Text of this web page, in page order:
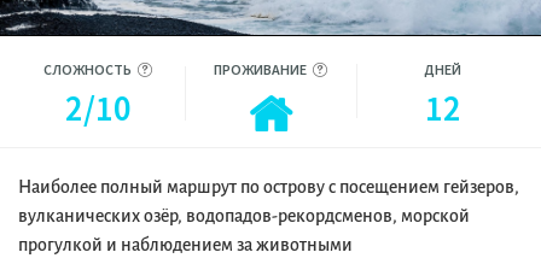
СЛОЖНОСТЬ
2/10
ПРОЖИВАНИЕ ДНЕЙ
12
Наиболее полный маршрут по острову с посещением гейзеров,
вулканических озёр, водопадов-рекордсменов, морской
прогулкой и наблюдением за животными